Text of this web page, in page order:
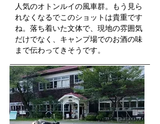
人気のオトンルイの風車群。もう見ら
れなくなるでこのショットは貴重です
ね。落ち着いた文体で、現地の雰囲気
だけでなく、キャンプ場でのお酒の味
まで伝わってきそうです。